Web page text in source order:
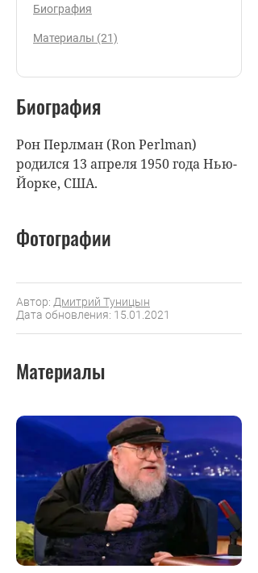
Биография
Материалы (21)
Биография
Рон Перлман (Ron Perlman)
родился 13 апреля 1950 года Нью-
Йорке, США.
Фотографии
Автор: Дмитрий Туницын
Дата обновления: 15.01.2021
Материалы